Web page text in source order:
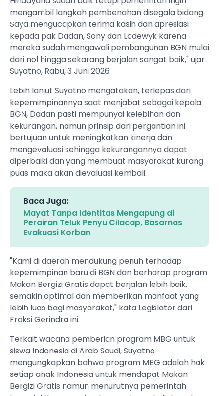
mengambil langkah pembenahan disegala bidang.
Saya mengucapkan terima kasih dan apresiasi
kepada pak Dadan, Sony dan Lodewyk karena
mereka sudah mengawali pembangunan BGN mulai
dari nol hingga sekarang berjalan sangat baik," ujar
Suyatno, Rabu, 3 Juni 2026.
Lebih lanjut Suyatno mengatakan, terlepas dari
kepemimpinannya saat menjabat sebagai kepala
BGN, Dadan pasti mempunyai kelebihan dan
kekurangan, namun prinsip dari pergantian ini
bertujuan untuk meningkatkan kinerja dan
mengevaluasi sehingga kekurangannya dapat
diperbaiki dan yang membuat masyarakat kurang
puas maka akan dievaluasi kembali.
Baca Juga:
Mayat Tanpa Identitas Mengapung di
Perairan Teluk Penyu Cilacap, Basarnas
Evakuasi Korban
"Kami di daerah mendukung penuh terhadap
kepemimpinan baru di BGN dan berharap program
Makan Bergizi Gratis dapat berjalan lebih baik,
semakin optimal dan memberikan manfaat yang
lebih luas bagi masyarakat," kata Legislator dari
Fraksi Gerindra ini.
Terkait wacana pemberian program MBG untuk
siswa Indonesia di Arab Saudi, Suyatno
mengungkapkan bahwa program MBG adalah hak
setiap anak Indonesia untuk mendapat Makan
Bergizi Gratis namun menurutnya pemerintah